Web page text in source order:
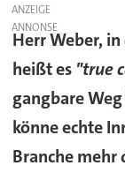
ANZEIGE
Herr Weber,
heißt es "true
gangbare
könne echte
Branche mehr